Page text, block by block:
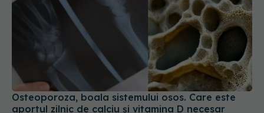
Osteoporoza, boala sistemului osos. Care este
aportul zilnic de calciu și vitamina D necesar
pentru a proteja oasele
06 oct 2023, 21:28